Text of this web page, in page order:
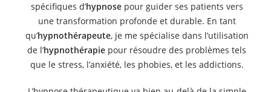
spécifiques d’hypnosepour guider ses patients vers
une transformation profonde et durable. En tant
qu’hypnothérapeute, je me spécialise dans l’utilisation
de l’hypnothérapie pour résoudre des problèmes tels
que le stress, l’anxiété, les phobies, et les addictions.